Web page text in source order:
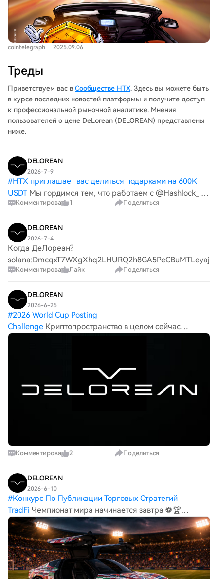
cointelegraph 2025.09.06
Треды
Приветствуем вас в Сообществе HTX. Здесь вы можете быть
в курсе последних новостей платформы и получите доступ
к профессиональной рыночной аналитике. Мнения
пользователей о цене DeLorean (DELOREAN) представлены
ниже.
DELOREAN
2026-7-9
#HTX приглашает вас делиться подарками на 600K
USDT Мы гордимся тем, что работаем с @Hashlock_,
одним из самых надежных имен в области
аудиту для контрактов стейкинга и управления
DeLorean Labs. Безопас
Комментировать 1 Поделиться
DELOREAN
2026-7-4
Когда ДеЛореан?
Комментировать Лайк Поделиться
DELOREAN
2026-6-25
#2026 World Cup Posting
Challenge Криптопространство в целом сейчас
находится на настоящем перекрестке. Каждый из нас
Комментировать 2 Поделиться
DELOREAN
2026-6-10
#Конкурс По Публикации Торговых Стратегий
TradFi Чемпионат мира начинается завтра ⚽🏆
Фанаты ДеЛореан повсюду, с клубами по всей Японии,
Норвегии, Швеции, Франции, Ирландии,
Великобритании, Швейцарии, Австралии, Канаде и
США. Удачи каждой нации на по